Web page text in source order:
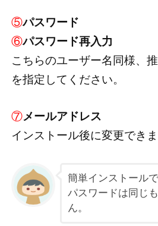
⑤パスワード
⑥パスワード再入力
こちらのユーザー名同様、
を指定してください。
⑦メールアドレス
インストール後に変更できま
簡単インストール
パスワードは同じ
ん。